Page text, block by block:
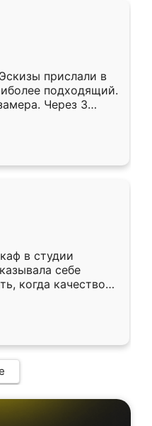
прислали в
подходящий.
Через 3
Остались
Ренессанс
работу!
в студии
себе
когда качеством
кухня уже почти